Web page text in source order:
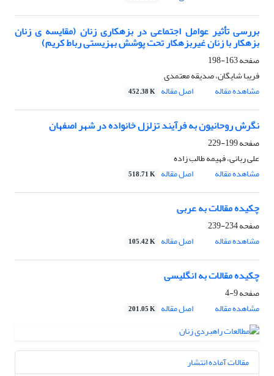
بررسی تأثیر عوامل اجتماعی در بزهکاری زنان (مقایسه ی زنان
بزهکار با زنان غیربزهکار تحت پوشش بهزیستی رباط کریم)
صفحه163-198
فریبا شایگان، صدیقه معتمدی
مشاهده مقاله
اصل مقاله 452.38 K
نگرش روحانیون به فرآیند تزلزل خانواده در شهر اصفهان
صفحه199-229
علی ربانی، فهیمه طالب زاده
مشاهده مقاله
اصل مقاله 518.71 K
چکیده مقالات به عربی
صفحه234-239
مشاهده مقاله
اصل مقاله 105.42 K
چکیده مقالات به انگلیسی
صفحه9-4
مشاهده مقاله
اصل مقاله 201.05 K
مقالات آماده انتشار